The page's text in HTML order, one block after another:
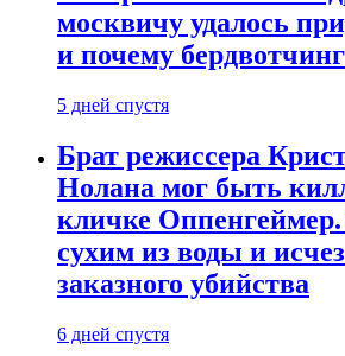
москвичу удалось
и почему
5 дней спустя
Брат режиссера
Нолана мог быть
кличке
сухим из воды и
заказного убийства
6 дней спустя